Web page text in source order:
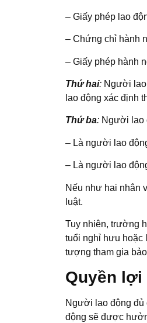
– Giấy phép lao
– Chứng chỉ hành
– Giấy phép hành
Thứ hai: Người
lao động xác định
Thứ ba: Người lao
– Là người lao
– Là người lao
Nếu như hai nhân
luật.
Tuy nhiên, trường
tuổi nghỉ hưu hoặc
tượng tham gia
Quyền
Người lao động
động sẽ được